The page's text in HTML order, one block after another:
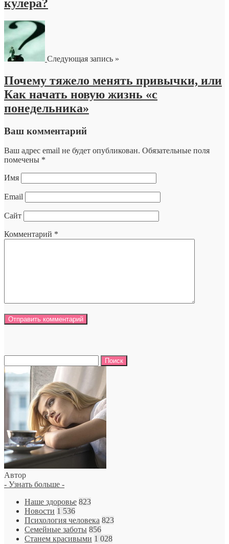
кулера?
Следующая запись »
Почему тяжело менять привычки, или
Как начать новую жизнь «с
понедельника»
Ваш комментарий
Ваш адрес email не будет опубликован. Обязательные поля
помечены *
Имя
Email
Сайт
Комментарий *
Автор
- Узнать больше -
Наше здоровье 823
Новости 1 536
Психология человека 823
Семейные заботы 856
Станем красивыми 1 028